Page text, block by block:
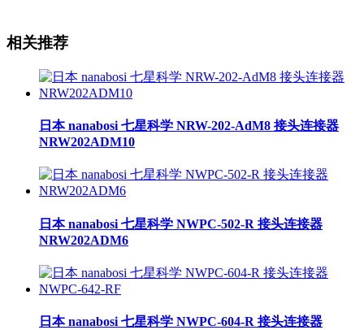
相关推荐
日本 nanabosi 七星科学 NRW-202-AdM8 接头连接器
NRW202ADM10
日本 nanabosi 七星科学 NWPC-502-R 接头连接器
NRW202ADM6
日本 nanabosi 七星科学 NWPC-604-R 接头连接器